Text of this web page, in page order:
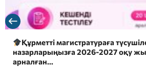
Құрметті магистратураға
назарларыңызға 2026-2027 оқу
арналған…